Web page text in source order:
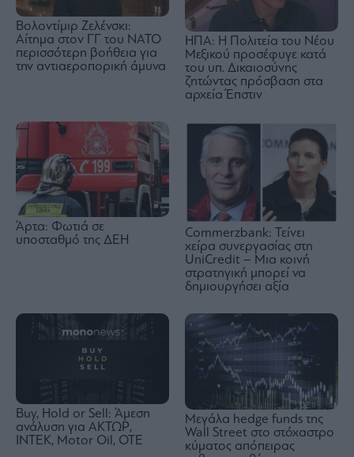
Βολοντίμιρ Ζελένσκι:
Αίτημα στον ΓΓ του ΝΑΤΟ
περισσότερη βοήθεια για
την αντιαεροπορική άμυνα
ΗΠΑ: Η Πολιτεία του Νέου
Μεξικού προσέφυγε κατά
του υπ. Δικαιοσύνης
ζητώντας πρόσβαση στα
αρχεία Έπστιν
Άρτα: Φωτιά σε
υποσταθμό της ΔΕΗ
Commerzbank: Τείνει
χείρα συνεργασίας στη
UniCredit – Μια κοινή
στρατηγική μπορεί να
δημιουργήσει αξία
Buy, Hold or Sell: Άμεση
ανάλυση για ΑΚΤΩΡ,
ΙΝΤΕΚ, Motor Oil, OTE
Μεγάλα hedge funds της
Wall Street στο στόχαστρο
κύματος απόπειρας